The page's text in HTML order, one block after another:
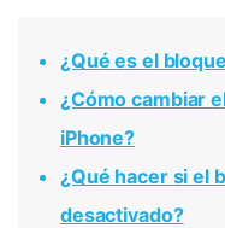
¿Qué es el
¿Cómo cambiar
iPhone?
¿Qué hacer si el
desactivado?